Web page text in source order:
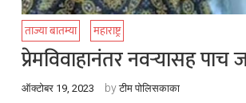
ताज्या बातम्या महाराष्ट्र
प्रेमविवाहानंतर नवऱ्यासह
ऑक्टोबर 19, 2023 byटीम पोलिसकाका